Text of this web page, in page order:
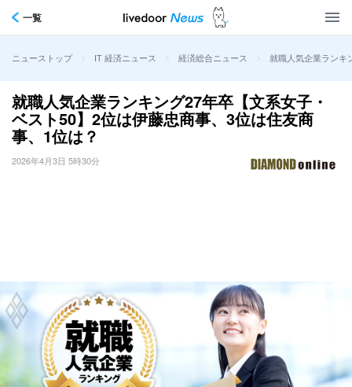
一覧
ニューストップ > IT 経済ニュース > 経済総合ニュース > 就職人気企業ランキ
就職人気企業ランキング27年卒【文系女子・
ベスト50】2位は伊藤忠商事、3位は住友商
事、1位は？
2026年4月3日 5時30分